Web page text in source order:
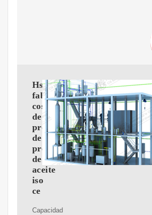
Hsm
fabrica
costos
de
promoción
de
prensa
de
aceite
iso
ce
Capacidad